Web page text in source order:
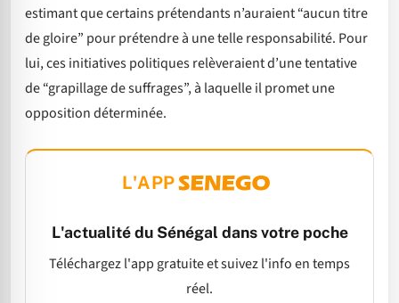
estimant que certains prétendants n’auraient “aucun titre
de gloire” pour prétendre à une telle responsabilité. Pour
lui, ces initiatives politiques relèveraient d’une tentative
de “grapillage de suffrages”, à laquelle il promet une
opposition déterminée.
L'APP
L'actualité du Sénégal dans votre poche
Téléchargez l'app gratuite et suivez l'info en temps
réel.